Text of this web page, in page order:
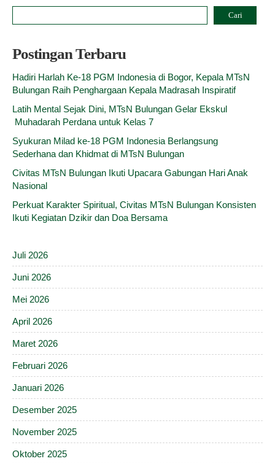
Cari
Postingan Terbaru
Hadiri Harlah Ke-18 PGM Indonesia di Bogor, Kepala MTsN
Bulungan Raih Penghargaan Kepala Madrasah Inspiratif
Latih Mental Sejak Dini, MTsN Bulungan Gelar Ekskul
Muhadarah Perdana untuk Kelas 7
Syukuran Milad ke-18 PGM Indonesia Berlangsung
Sederhana dan Khidmat di MTsN Bulungan
Civitas MTsN Bulungan Ikuti Upacara Gabungan Hari Anak
Nasional
Perkuat Karakter Spiritual, Civitas MTsN Bulungan Konsisten
Ikuti Kegiatan Dzikir dan Doa Bersama
Juli 2026
Juni 2026
Mei 2026
April 2026
Maret 2026
Februari 2026
Januari 2026
Desember 2025
November 2025
Oktober 2025